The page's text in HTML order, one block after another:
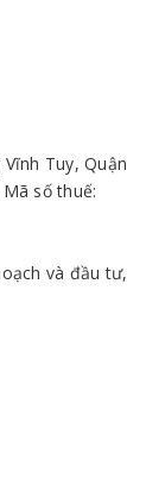
Tuy, Quận
số thuế:
và đầu tư,